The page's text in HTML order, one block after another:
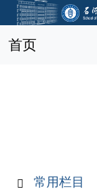
首页
常用栏目